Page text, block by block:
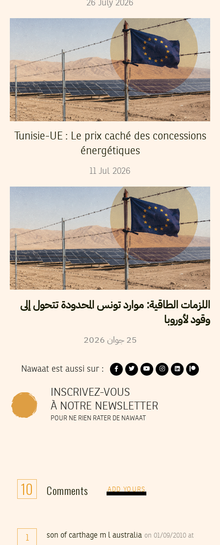
26 July 2026
Tunisie-UE : Le prix caché des concessions
énergétiques
Jul 2026
اللزمات الطاقية: موارد تونس المحدودة تتحول إلى
وقود لأوروبا
25 جوان2026
Nawaat est aussi sur :
INSCRIVEZ-VOUS
À NOTRE NEWSLETTER
POUR NE RIEN RATER DE NAWAAT
10 Comments ADD YOURS
1 son of carthage m l australia on 01/09/2010 at